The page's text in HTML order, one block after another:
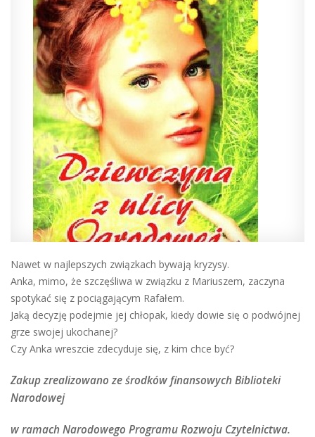
Nawet w najlepszych związkach bywają kryzysy.
Anka, mimo, że szczęśliwa w związku z Mariuszem, zaczyna
spotykać się z pociągającym Rafałem.
Jaką decyzję podejmie jej chłopak, kiedy dowie się o podwójnej
grze swojej ukochanej?
Czy Anka wreszcie zdecyduje się, z kim chce być?
Zakup zrealizowano ze środków finansowych Biblioteki
Narodowej
w ramach Narodowego Programu Rozwoju Czytelnictwa.